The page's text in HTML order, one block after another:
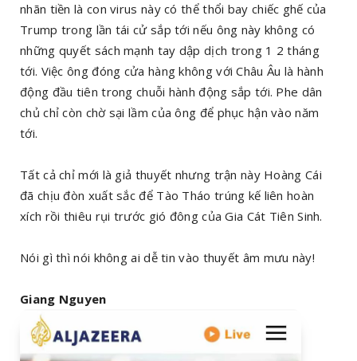
nhãn tiền là con virus này có thể thổi bay chiếc ghế của
Trump trong lần tái cử sắp tới nếu ông này không có
những quyết sách mạnh tay dập dịch trong 1 2 tháng
tới. Việc ông đóng cửa hàng không với Châu Âu là hành
động đầu tiên trong chuỗi hành động sắp tới. Phe dân
chủ chỉ còn chờ sại lầm của ông để phục hận vào năm
tới.
Tất cả chỉ mới là giả thuyết nhưng trận này Hoàng Cái
đã chịu đòn xuất sắc để Tào Tháo trúng kế liên hoàn
xích rồi thiêu rụi trước gió đông của Gia Cát Tiên Sinh.
Nói gì thì nói không ai dễ tin vào thuyết âm mưu này!
Giang Nguyen